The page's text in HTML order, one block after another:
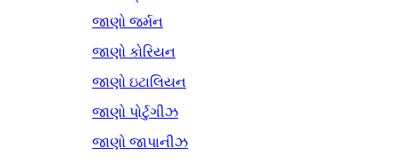
જાણો જર્મન
જાણો કોરિયન
જાણો ઇટાલિયન
જાણો પોર્ટુગીઝ
જાણો જાપાનીઝ